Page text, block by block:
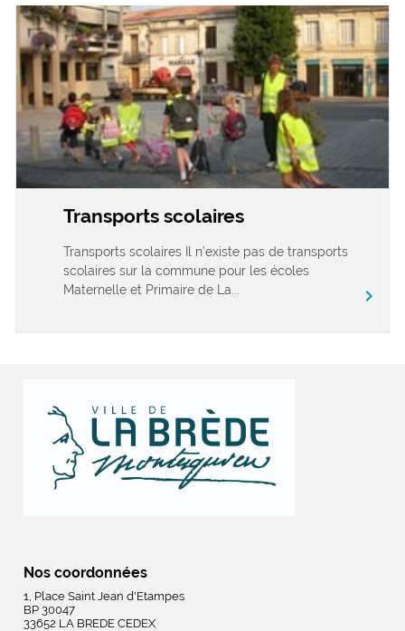
Transports scolaires
Transports scolaires Il n’existe pas de transports
scolaires sur la commune pour les écoles
Maternelle et Primaire de La...
chevron_right
Nos coordonnées
1, Place Saint Jean d'Etampes
BP 30047
33652 LA BREDE CEDEX